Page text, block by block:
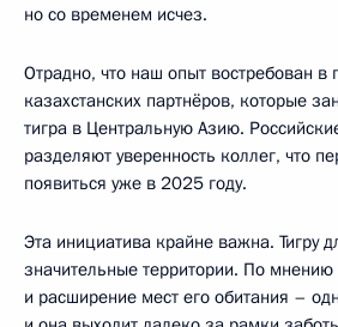
но со временем исчез.
Отрадно, что наш опыт востребован в
казахстанских партнёров, которые
тигра в Центральную Азию.
разделяют уверенность коллег, что
появиться уже в 2025 году.
Эта инициатива крайне важна. Тигру
значительные территории. По
и расширение мест его обитания –